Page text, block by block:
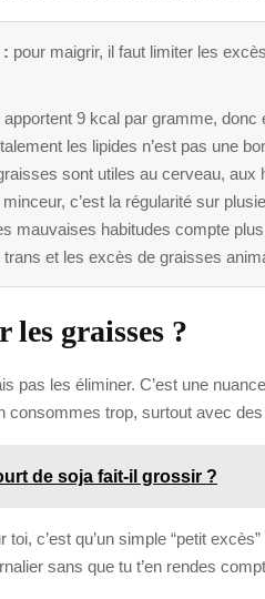
: pour maigrir, il faut limiter les
9 kcal par gramme, donc
les lipides n’est pas une
sont utiles au cerveau, aux
c’est la régularité sur
mauvaises habitudes compte
et les excès de graisses
graisses ?
pas les éliminer. C’est une
consommes trop, surtout avec
de soja fait-il grossir ?
toi, c’est qu’un simple “petit
sans que tu t’en rendes